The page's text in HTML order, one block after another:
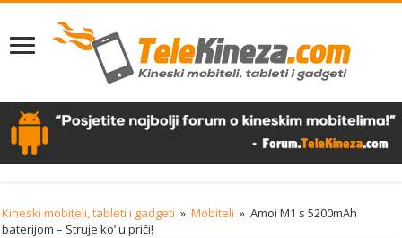
Kineski mobiteli, tableti i gadgeti » Mobiteli » Amoi M1 s 5200mAh
baterijom – Struje ko’ u priči!